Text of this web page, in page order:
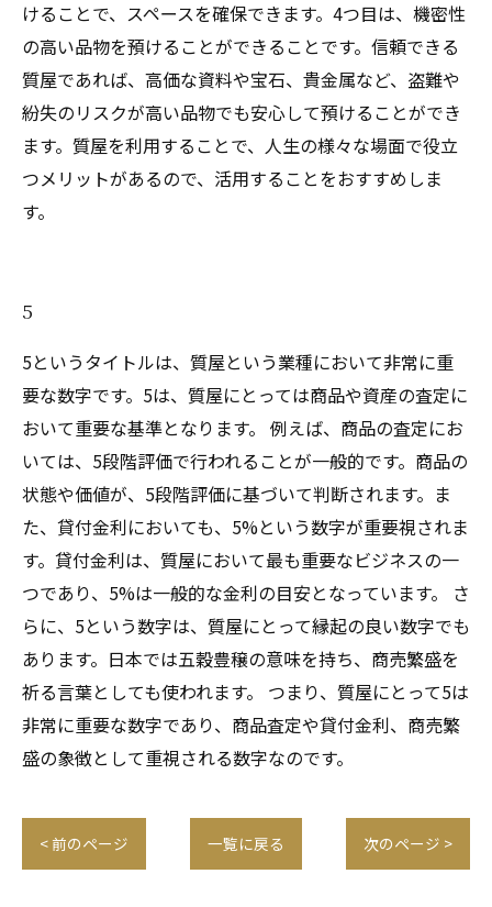
けることで、スペースを確保できます。4つ目は、機密性
の高い品物を預けることができることです。信頼できる
質屋であれば、高価な資料や宝石、貴金属など、盗難や
紛失のリスクが高い品物でも安心して預けることができ
ます。質屋を利用することで、人生の様々な場面で役立
つメリットがあるので、活用することをおすすめしま
す。
5
5というタイトルは、質屋という業種において非常に重
要な数字です。5は、質屋にとっては商品や資産の査定に
おいて重要な基準となります。 例えば、商品の査定にお
いては、5段階評価で行われることが一般的です。商品の
状態や価値が、5段階評価に基づいて判断されます。ま
た、貸付金利においても、5%という数字が重要視されま
す。貸付金利は、質屋において最も重要なビジネスの一
つであり、5%は一般的な金利の目安となっています。 さ
らに、5という数字は、質屋にとって縁起の良い数字でも
あります。日本では五穀豊穣の意味を持ち、商売繁盛を
祈る言葉としても使われます。 つまり、質屋にとって5は
非常に重要な数字であり、商品査定や貸付金利、商売繁
盛の象徴として重視される数字なのです。
< 前のページ 一覧に戻る 次のページ >